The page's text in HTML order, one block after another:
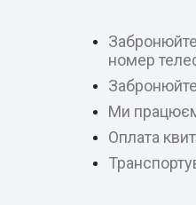
номер
Ми
Оплата